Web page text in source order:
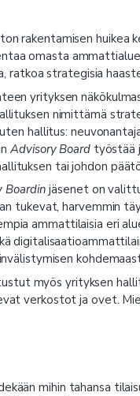
rakentamisen huikea
omasta
ratkoa strategisia
yrityksen
nimittämä
hallitus:
Advisory Boardtyöstää
tai johdon
Boardin jäsenet on
tukevat, harvemmin
ammattilaisia eri
myös yrityksen
verkostot ja ovet.
mihin tahansa